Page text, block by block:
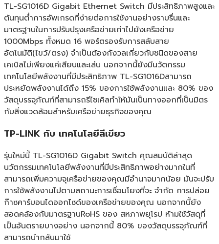
TL-SG1016D Gigabit Ethernet Switch มีประสิทธิภาพสูงและ
ต้นทุนต่ำการอัพเกรดที่ง่ายต่อการใช้งานอย่างราบรื่นและ
มาตรฐานในการปรับปรุงเครือข่ายเก่าไปยังเครือข่าย
1000Mbps ทั้งหมด 16 พอร์ตรองรับการสลับสาย
อัตโนมัติ(ไขว้/ตรง) จำเป็นต้องกังวลเกี่ยวกับชนิดของสาย
เคเบิลไม่เพียงแค่เสียบและเล่น นอกจากนี้ยังมีนวัตกรรม
เทคโนโลยีพลังงานที่มีประสิทธิภาพ TL-SG1016Dสามารถ
ประหยัดพลังงานได้ถึง 15% ของการใช้พลังงานและ 80% ของ
วัสดุบรรจุภัณฑ์ที่สามารถรีไซเคิลทำให้มันเป็นทางออกที่เป็นมิตร
กับสิ่งแวดล้อมสำหรับเครือข่ายธุรกิจของคุณ
TP-LINK กับ เทคโนโลยีสีเขียว
รุ่นใหม่นี้ TL-SG1016D Gigabit Switch คุณสมบัติล่าสุด
นวัตกรรมเทคโนโลยีพลังงานที่มีประสิทธิภาพอย่างมากในที่
สามารถเพิ่มความจุเครือข่ายของคุณมีอำนาจมากน้อย มันจะปรับ
การใช้พลังงานไปตามสถานะการเชื่อมโยงที่จะ จำกัด การปล่อย
ก๊าซคาร์บอนไดออกไซด์ของเครือข่ายของคุณ นอกจากนี้ยัง
สอดคล้องกับมาตรฐานRoHS ของ สหภาพยุโรป ห้ามใช้วัสดุที่
เป็นอันตรายบางอย่าง นอกจากนี้ 80% ของวัสดุบรรจุภัณฑ์ที่
สามารถนำกลับมาใช้